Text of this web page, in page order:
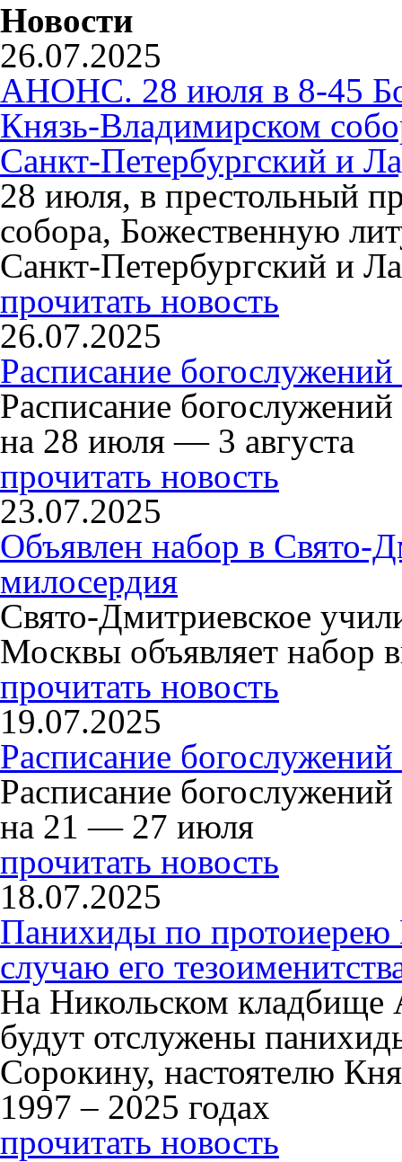
Новости
26.07.2025
АНОНС. 28 июля в 8-45
Князь-Владимирском
Санкт-Петербургский и
28 июля, в престольный
собора, Божественную
Санкт-Петербургский и
прочитать новость
26.07.2025
Расписание
Расписание
на 28 июля — 3 августа
прочитать новость
23.07.2025
Объявлен набор в Свято-
милосердия
Свято-Дмитриевское
Москвы объявляет набор
прочитать новость
19.07.2025
Расписание
Расписание
на 21 — 27 июля
прочитать новость
18.07.2025
Панихиды по
случаю его
На Никольском кладбище
будут отслужены
Сорокину, настоятелю
1997 – 2025 годах
прочитать новость